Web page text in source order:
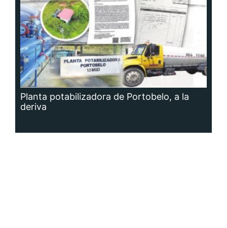
Planta potabilizadora de Portobelo, a la
deriva